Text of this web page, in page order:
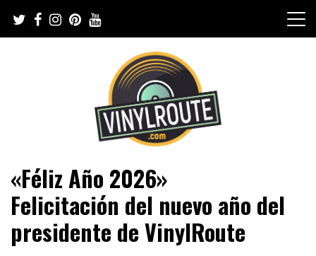
content
VinylRoute
«Féliz Año 2026»
Felicitación del nuevo año del
presidente de VinylRoute